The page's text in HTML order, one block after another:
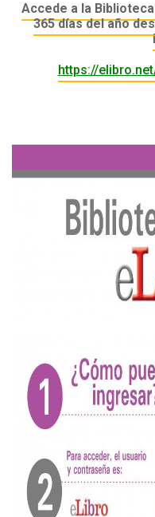
Accede a la
365 días del año
https://